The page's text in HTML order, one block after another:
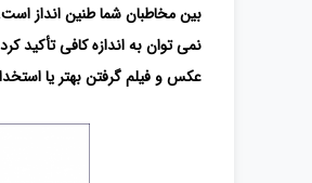
بین مخاطبان شما طنین انداز
نمی توان به اندازه کافی
عکس و فیلم گرفتن بهتر یا